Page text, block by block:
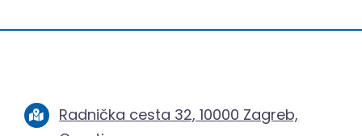
Radnička cesta 32, 10000 Zagreb,